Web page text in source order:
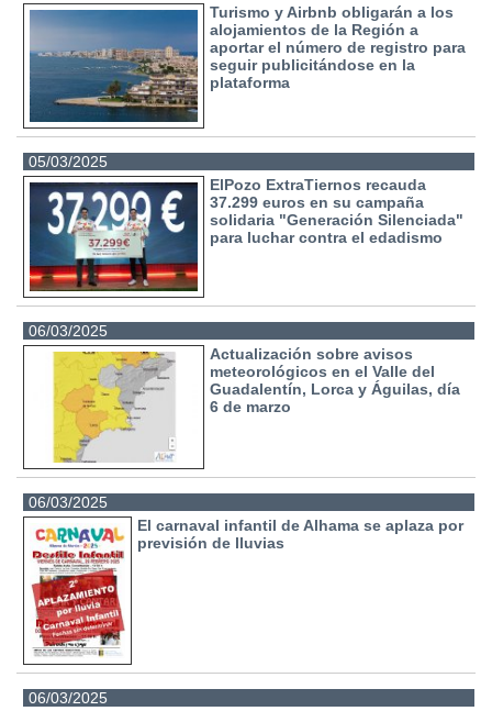
Turismo y Airbnb obligarán a los
alojamientos de la Región a
aportar el número de registro para
seguir publicitándose en la
plataforma
05/03/2025
ElPozo ExtraTiernos recauda
37.299 euros en su campaña
solidaria "Generación Silenciada"
para luchar contra el edadismo
06/03/2025
Actualización sobre avisos
meteorológicos en el Valle del
Guadalentín, Lorca y Águilas, día
6 de marzo
06/03/2025
El carnaval infantil de Alhama se aplaza por
previsión de lluvias
06/03/2025